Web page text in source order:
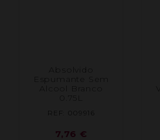
Absolvido
Espumante Sem
0.75L
REF: 009916
7,76 €